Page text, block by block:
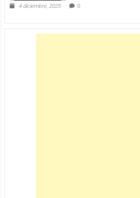
4 diciembre, 2025 0